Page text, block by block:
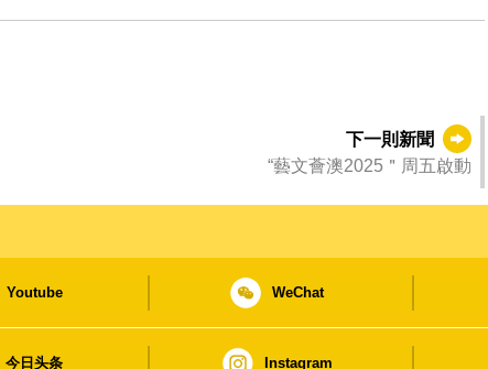
下一則新聞
“藝文薈澳2025＂周五啟動
Youtube WeChat
今日头条 Instagram